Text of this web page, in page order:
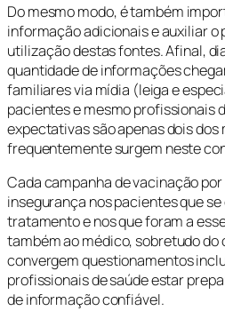
Do mesmo modo, é também
informação adicionais e auxiliar o
utilização destas fontes. Afinal,
quantidade de informações
familiares via mídia (leiga e
pacientes e mesmo profissionais
expectativas são apenas dois
frequentemente surgem neste
Cada campanha de vacinação
insegurança nos pacientes que
tratamento e nos que foram a
também ao médico, sobretudo do
convergem questionamentos
profissionais de saúde estar
de informação confiável.